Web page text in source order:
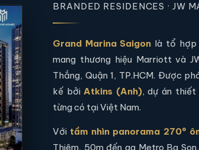
BRANDED RESIDENCES · JW
Grand Marina Saigon là tổ hợp
mang thương hiệu Marriott và
Thắng, Quận 1, TP.HCM. Được
kế bởiAtkins (Anh), dự án thiết
từng có tại Việt Nam.
Với tầm nhìn panorama 270°
Thiêm, 50m đến ga Metro Ba